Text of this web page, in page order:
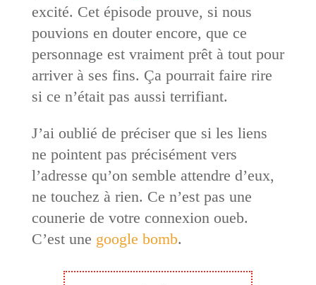
excité. Cet épisode prouve, si nous
pouvions en douter encore, que ce
personnage est vraiment prêt à tout pour
arriver à ses fins. Ça pourrait faire rire
si ce n’était pas aussi terrifiant.
J’ai oublié de préciser que si les liens
ne pointent pas précisément vers
l’adresse qu’on semble attendre d’eux,
ne touchez à rien. Ce n’est pas une
counerie de votre connexion oueb.
C’est une google bomb.